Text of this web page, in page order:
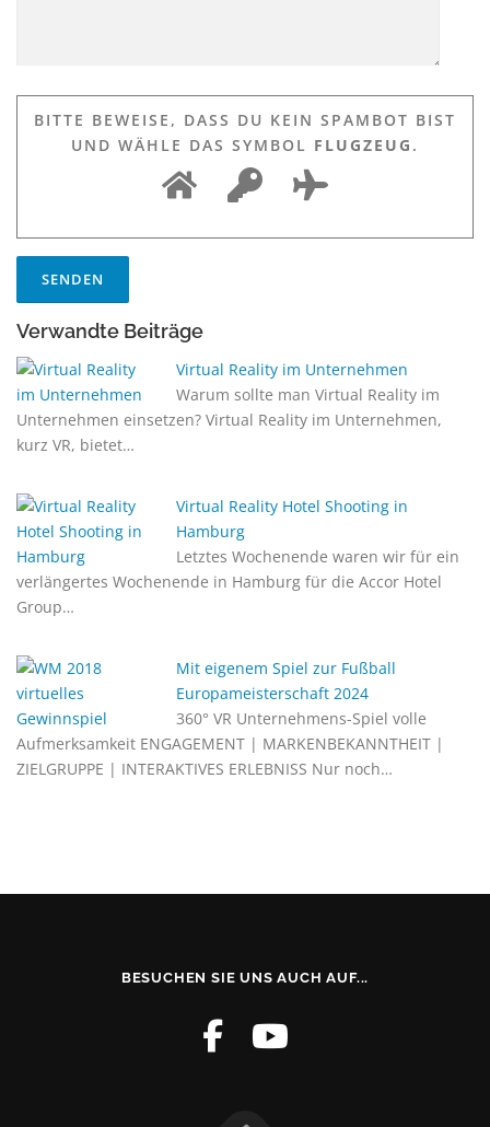
BITTE BEWEISE, DASS DU KEIN SPAMBOT BIST
UND WÄHLE DAS SYMBOL FLUGZEUG .
Verwandte Beiträge
Virtual Reality im Unternehmen
Warum sollte man Virtual Reality im
Unternehmen einsetzen? Virtual Reality im Unternehmen,
kurz VR, bietet…
Virtual Reality Hotel Shooting in
Hamburg
Letztes Wochenende waren wir für ein
verlängertes Wochenende in Hamburg für die Accor Hotel
Group…
Mit eigenem Spiel zur Fußball
Europameisterschaft 2024
360° VR Unternehmens-Spiel volle
Aufmerksamkeit ENGAGEMENT | MARKENBEKANNTHEIT |
ZIELGRUPPE | INTERAKTIVES ERLEBNISS Nur noch…
BESUCHEN SIE UNS AUCH AUF...